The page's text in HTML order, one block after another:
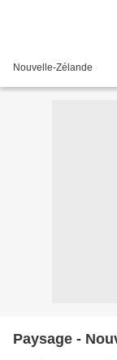
Nouvelle-Zélande
Paysage -